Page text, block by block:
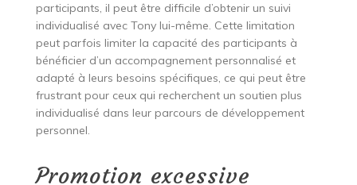
participants, il peut être difficile d’obtenir un suivi
individualisé avec Tony lui-même. Cette limitation
peut parfois limiter la capacité des participants à
bénéficier d’un accompagnement personnalisé et
adapté à leurs besoins spécifiques, ce qui peut être
frustrant pour ceux qui recherchent un soutien plus
individualisé dans leur parcours de développement
personnel.
Promotion excessive